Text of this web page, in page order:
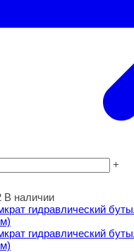
+
гидравлический
В наличии